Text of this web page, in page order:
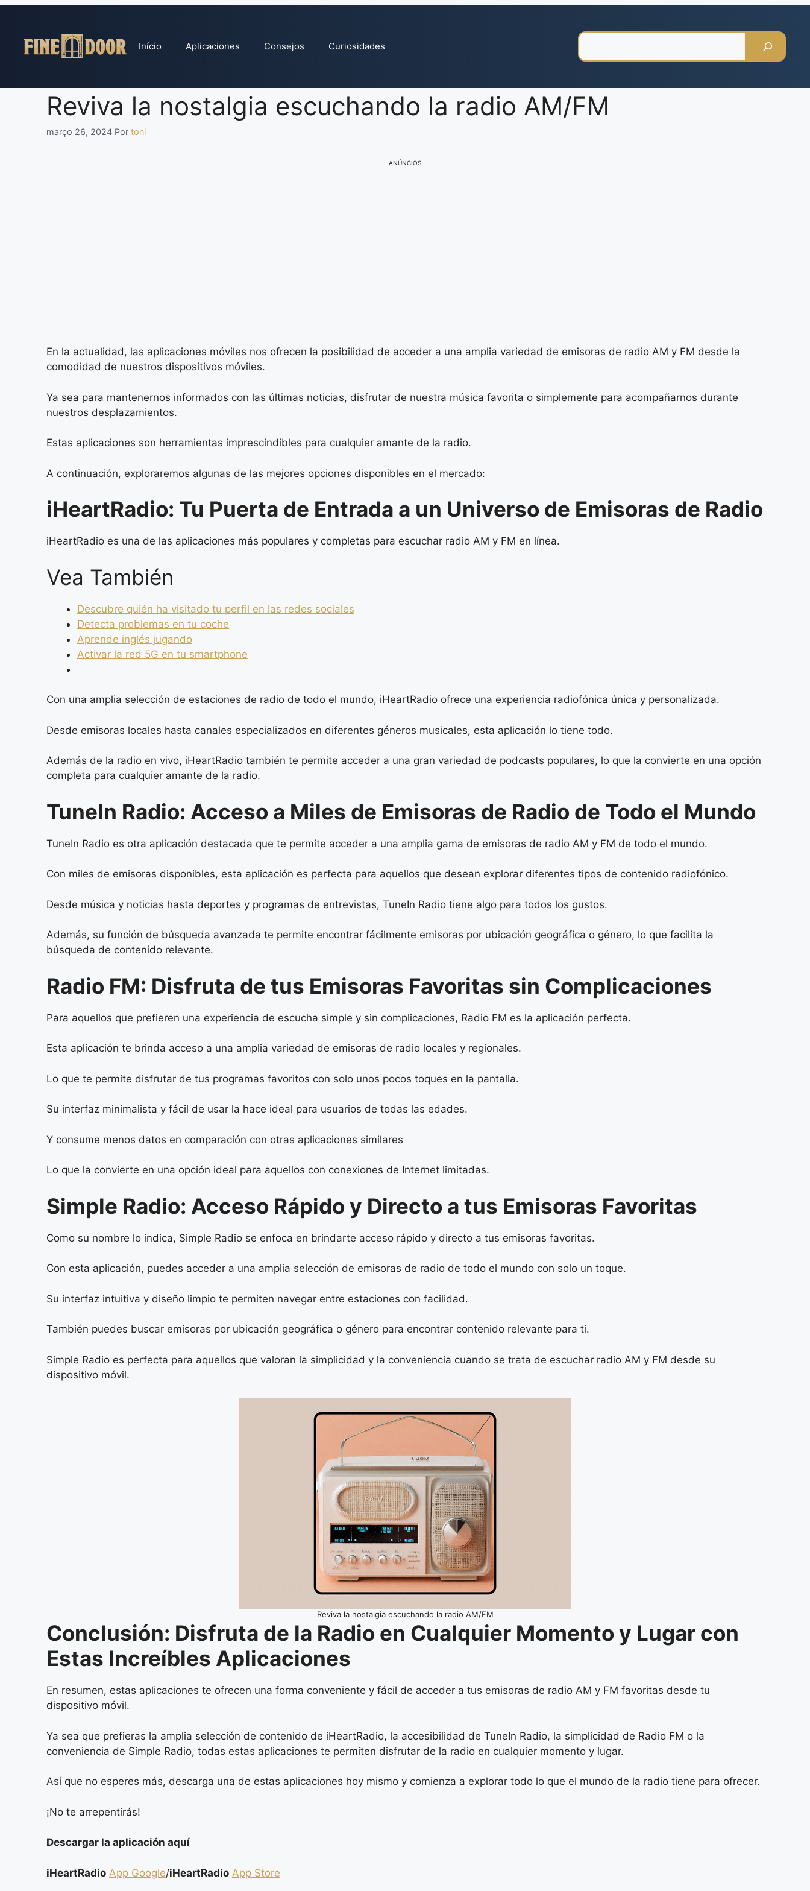
conteúdo
Início Aplicaciones Consejos Curiosidades
Reviva la nostalgia escuchando la radio AM/FM
março 26, 2024 Por toni
ANÚNCIOS
En la actualidad, las aplicaciones móviles nos ofrecen la posibilidad de acceder a una amplia variedad de emisoras de radio AM y FM desde la
comodidad de nuestros dispositivos móviles.
Ya sea para mantenernos informados con las últimas noticias, disfrutar de nuestra música favorita o simplemente para acompañarnos durante
nuestros desplazamientos.
Estas aplicaciones son herramientas imprescindibles para cualquier amante de la radio.
A continuación, exploraremos algunas de las mejores opciones disponibles en el mercado:
iHeartRadio: Tu Puerta de Entrada a un Universo de Emisoras de Radio
iHeartRadio es una de las aplicaciones más populares y completas para escuchar radio AM y FM en línea.
Vea También
Descubre quién ha visitado tu perfil en las redes sociales
Detecta problemas en tu coche
Aprende inglés jugando
Activar la red 5G en tu smartphone
Con una amplia selección de estaciones de radio de todo el mundo, iHeartRadio ofrece una experiencia radiofónica única y personalizada.
Desde emisoras locales hasta canales especializados en diferentes géneros musicales, esta aplicación lo tiene todo.
Además de la radio en vivo, iHeartRadio también te permite acceder a una gran variedad de podcasts populares, lo que la convierte en una opción
completa para cualquier amante de la radio.
TuneIn Radio: Acceso a Miles de Emisoras de Radio de Todo el Mundo
TuneIn Radio es otra aplicación destacada que te permite acceder a una amplia gama de emisoras de radio AM y FM de todo el mundo.
Con miles de emisoras disponibles, esta aplicación es perfecta para aquellos que desean explorar diferentes tipos de contenido radiofónico.
Desde música y noticias hasta deportes y programas de entrevistas, TuneIn Radio tiene algo para todos los gustos.
Además, su función de búsqueda avanzada te permite encontrar fácilmente emisoras por ubicación geográfica o género, lo que facilita la
búsqueda de contenido relevante.
Radio FM: Disfruta de tus Emisoras Favoritas sin Complicaciones
Para aquellos que prefieren una experiencia de escucha simple y sin complicaciones, Radio FM es la aplicación perfecta.
Esta aplicación te brinda acceso a una amplia variedad de emisoras de radio locales y regionales.
Lo que te permite disfrutar de tus programas favoritos con solo unos pocos toques en la pantalla.
Su interfaz minimalista y fácil de usar la hace ideal para usuarios de todas las edades.
Y consume menos datos en comparación con otras aplicaciones similares
Lo que la convierte en una opción ideal para aquellos con conexiones de Internet limitadas.
Simple Radio: Acceso Rápido y Directo a tus Emisoras Favoritas
Como su nombre lo indica, Simple Radio se enfoca en brindarte acceso rápido y directo a tus emisoras favoritas.
Con esta aplicación, puedes acceder a una amplia selección de emisoras de radio de todo el mundo con solo un toque.
Su interfaz intuitiva y diseño limpio te permiten navegar entre estaciones con facilidad.
También puedes buscar emisoras por ubicación geográfica o género para encontrar contenido relevante para ti.
Simple Radio es perfecta para aquellos que valoran la simplicidad y la conveniencia cuando se trata de escuchar radio AM y FM desde su
dispositivo móvil.
Reviva la nostalgia escuchando la radio AM/FM
Conclusión: Disfruta de la Radio en Cualquier Momento y Lugar con
Estas Increíbles Aplicaciones
En resumen, estas aplicaciones te ofrecen una forma conveniente y fácil de acceder a tus emisoras de radio AM y FM favoritas desde tu
dispositivo móvil.
Ya sea que prefieras la amplia selección de contenido de iHeartRadio, la accesibilidad de TuneIn Radio, la simplicidad de Radio FM o la
conveniencia de Simple Radio, todas estas aplicaciones te permiten disfrutar de la radio en cualquier momento y lugar.
Así que no esperes más, descarga una de estas aplicaciones hoy mismo y comienza a explorar todo lo que el mundo de la radio tiene para ofrecer.
¡No te arrepentirás!
Descargar la aplicación aquí
iHeartRadio App Google/iHeartRadio App Store